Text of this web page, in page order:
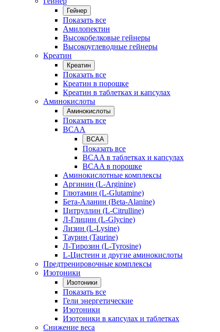
Гейнер
Показать все
Амилопектин
Высокобелковые гейнеры
Высокоуглеводные гейнеры
Креатин
Креатин
Показать все
Креатин в порошке
Креатин в таблетках и капсулах
Аминокислоты
Аминокислоты
Показать все
BCAA
BCAA
Показать все
BCAA в таблетках и капсулах
BCAA в порошке
Аминокислотные комплексы
Аргинин (L-Arginine)
Глютамин (L-Glutamine)
Бета-Аланин (Beta-Alanine)
Цитруллин (L-Citrulline)
Л-Глицин (L-Glycine)
Лизин (L-Lysine)
Таурин (Taurine)
Л-Тирозин (L-Tyrosine)
L-Цистеин и другие аминокислоты
Предтренировочные комплексы
Изотоники
Изотоники
Показать все
Гели энергетические
Изотоники
Изотоники в капсулах и таблетках
Снижение веса